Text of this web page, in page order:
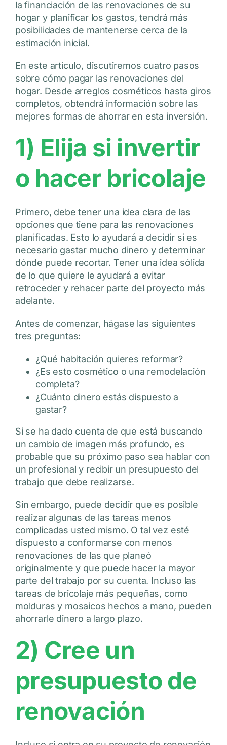
la financiación de las renovaciones de su
hogar y planificar los gastos, tendrá más
posibilidades de mantenerse cerca de la
estimación inicial.
En este artículo, discutiremos cuatro pasos
sobre cómo pagar las renovaciones del
hogar. Desde arreglos cosméticos hasta giros
completos, obtendrá información sobre las
mejores formas de ahorrar en esta inversión.
1) Elija si invertir
o hacer bricolaje
Primero, debe tener una idea clara de las
opciones que tiene para las renovaciones
planificadas. Esto lo ayudará a decidir si es
necesario gastar mucho dinero y determinar
dónde puede recortar. Tener una idea sólida
de lo que quiere le ayudará a evitar
retroceder y rehacer parte del proyecto más
adelante.
Antes de comenzar, hágase las siguientes
tres preguntas:
¿Qué habitación quieres reformar?
¿Es esto cosmético o una remodelación
completa?
¿Cuánto dinero estás dispuesto a
gastar?
Si se ha dado cuenta de que está buscando
un cambio de imagen más profundo, es
probable que su próximo paso sea hablar con
un profesional y recibir un presupuesto del
trabajo que debe realizarse.
Sin embargo, puede decidir que es posible
realizar algunas de las tareas menos
complicadas usted mismo. O tal vez esté
dispuesto a conformarse con menos
renovaciones de las que planeó
originalmente y que puede hacer la mayor
parte del trabajo por su cuenta. Incluso las
tareas de bricolaje más pequeñas, como
molduras y mosaicos hechos a mano, pueden
ahorrarle dinero a largo plazo.
2) Cree un
presupuesto de
renovación